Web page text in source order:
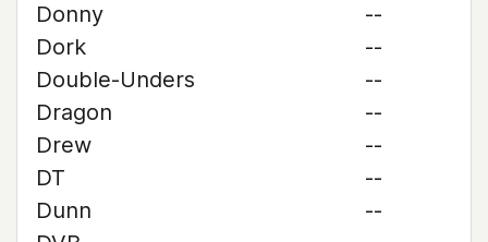
Donny
--
Dork
--
Double-Unders
--
Dragon
--
Drew
--
DT
--
Dunn
--